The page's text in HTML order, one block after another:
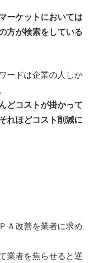
ーケットにおいては
方が検索をしている
ードは企業の人しか
どコストが掛かって
れほどコスト削減に
Ａ改善を業者に求め
業者を焦らせると逆